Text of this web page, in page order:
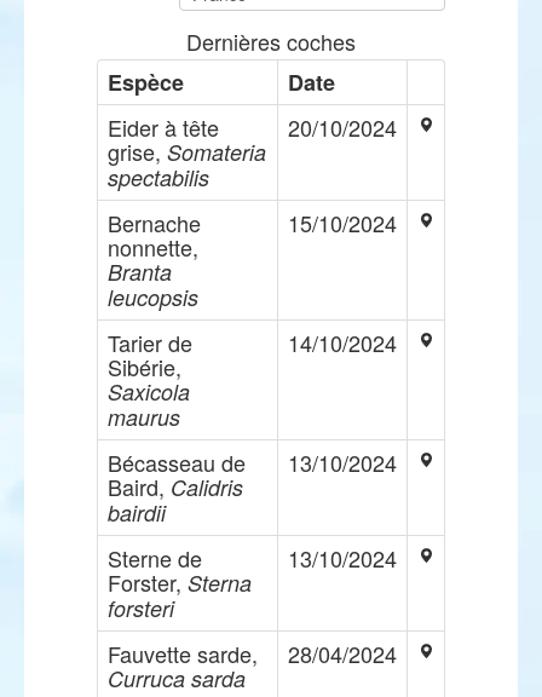
Dernières coches
Espèce
Date
Eider à tête
grise, Somateria
spectabilis
20/10/2024
Bernache
nonnette,
Branta
leucopsis
15/10/2024
Tarier de
Sibérie,
Saxicola
maurus
14/10/2024
Bécasseau de
Baird, Calidris
bairdii
13/10/2024
Sterne de
Forster, Sterna
forsteri
13/10/2024
Fauvette sarde,
Curruca sarda
28/04/2024